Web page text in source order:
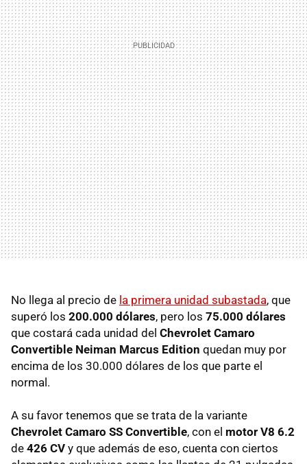
No llega al precio de la primera unidad subastada, que
superó los 200.000 dólares, pero los 75.000 dólares
que costará cada unidad del Chevrolet Camaro
Convertible Neiman Marcus Edition quedan muy por
encima de los 30.000 dólares de los que parte el
normal.
A su favor tenemos que se trata de la variante
Chevrolet Camaro SS Convertible, con el motor V8 6.2
de 426 CV y que además de eso, cuenta con ciertos